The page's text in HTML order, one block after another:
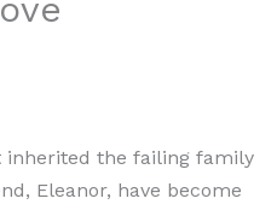
inherited the failing family
Eleanor, have become